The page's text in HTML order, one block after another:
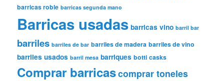
barricas roble barricas segunda mano
Barricas usadas barricas vino barril bar
barriles barriles de bar barriles de madera barriles de vino
barriles usados barril mesa barriques botti casks
Comprar barricascomprar toneles